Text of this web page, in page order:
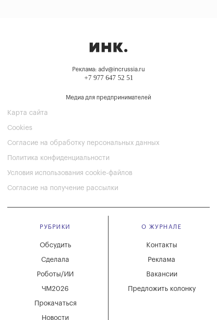
Реклама: adv@incrussia.ru
+7 977 647 52 51
Медиа для предпринимателей
Карта сайта
Cookies
Согласие на обработку персональных данных
Политика конфиденциальности
Условия использования cookie-файлов
Согласие на получение рассылки
РУБРИКИ
Новости
Обсудить
Сделала
Роботы/ИИ
ЧМ2026
Прокачаться
О ЖУРНАЛЕ
Вакансии
Реклама
Контакты
Предложить колонку